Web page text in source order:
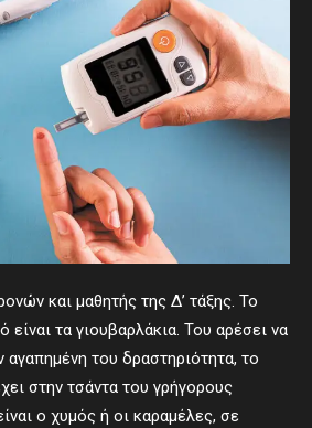
και μαθητής της Δ’ τάξης. Το
τα γιουβαρλάκια. Του αρέσει να
αγαπημένη του δραστηριότητα, το
στην τσάντα του γρήγορους
ο χυμός ή οι καραμέλες, σε